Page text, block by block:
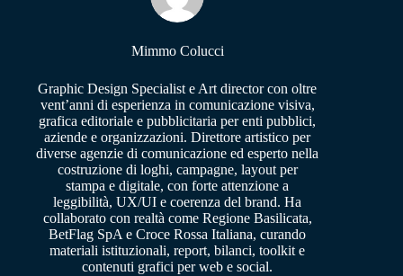
Mimmo Colucci
Graphic Design Specialist e Art director con oltre
vent’anni di esperienza in comunicazione visiva,
grafica editoriale e pubblicitaria per enti pubblici,
aziende e organizzazioni. Direttore artistico per
diverse agenzie di comunicazione ed esperto nella
costruzione di loghi, campagne, layout per
stampa e digitale, con forte attenzione a
leggibilità, UX/UI e coerenza del brand. Ha
collaborato con realtà come Regione Basilicata,
BetFlag SpA e Croce Rossa Italiana, curando
materiali istituzionali, report, bilanci, toolkit e
contenuti grafici per web e social.